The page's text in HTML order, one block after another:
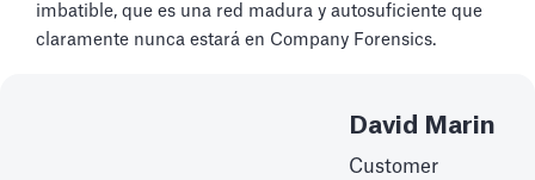
imbatible, que es una red madura y autosuficiente que
claramente nunca estará en Company Forensics.
David Marin
Customer